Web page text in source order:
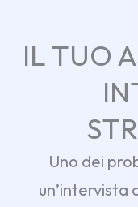
IL TUO
Uno dei
un’intervista